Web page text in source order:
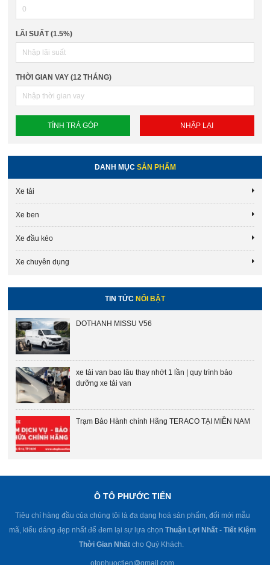
LÃI SUẤT (1.5%)
THỜI GIAN VAY (12 THÁNG)
DANH MỤC SẢN PHẨM
Xe tải
Xe ben
Xe đầu kéo
Xe chuyên dụng
TIN TỨC NỔI BẬT
DOTHANH MISSU V56
xe tải van bao lâu thay nhớt 1 lần | quy trình bảo
dưỡng xe tải van
Trạm Bảo Hành chính Hãng TERACO TẠI MIỀN NAM
Ô TÔ PHƯỚC TIẾN
Tiêu chí hàng đầu của chúng tôi là đa dạng hoá sản phẩm, đổi mới mẫu
mã, kiểu dáng đẹp nhất để đem lại sự lựa chọn Thuận Lợi Nhất - Tiết Kiệm
Thời Gian Nhất cho Quý Khách.
otophuoctien@gmail.com